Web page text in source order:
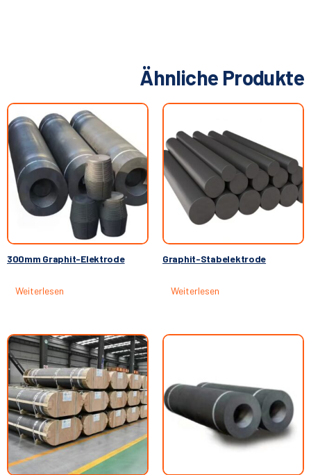
Ähnliche Produkte
300mm Graphit-Elektrode
Weiterlesen
Graphit-Stabelektrode
Weiterlesen